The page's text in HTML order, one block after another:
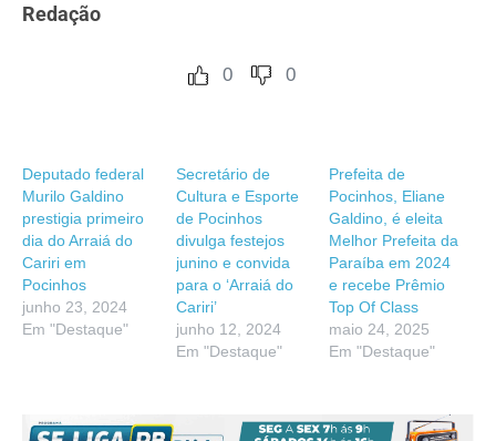
Redação
0 0
Deputado federal
Murilo Galdino
prestigia primeiro
dia do Arraiá do
Cariri em
Pocinhos
junho 23, 2024
Em "Destaque"
Secretário de
Cultura e Esporte
de Pocinhos
divulga festejos
junino e convida
para o ‘Arraiá do
Cariri’
junho 12, 2024
Em "Destaque"
Prefeita de
Pocinhos, Eliane
Galdino, é eleita
Melhor Prefeita da
Paraíba em 2024
e recebe Prêmio
Top Of Class
maio 24, 2025
Em "Destaque"